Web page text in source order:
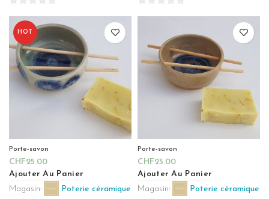
sur
HOT
Porte-savon
CHF25.00
Ajouter Au Panier
Magasin:
Poterie céramique
Porte-savon
CHF25.00
Ajouter Au Panier
Magasin:
Poterie céramique